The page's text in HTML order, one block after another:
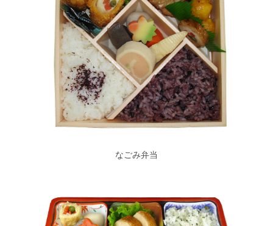
なごみ弁当